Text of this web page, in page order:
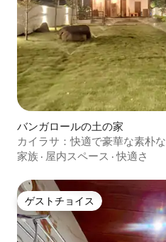
バンガロールの土の家
カイラサ：快適で豪華な素朴
家族 · 屋内スペース ·快適さ
ゲストチョイス
ゲストチョイス